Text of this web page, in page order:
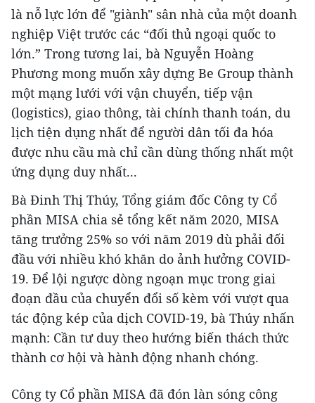
là nỗ lực lớn để "giành" sân nhà của một doanh
nghiệp Việt trước các “đối thủ ngoại quốc to
lớn.” Trong tương lai, bà Nguyễn Hoàng
Phương mong muốn xây dựng Be Group thành
một mạng lưới với vận chuyển, tiếp vận
(logistics), giao thông, tài chính thanh toán, du
lịch tiện dụng nhất để người dân tối đa hóa
được nhu cầu mà chỉ cần dùng thống nhất một
ứng dụng duy nhất...
Bà Đinh Thị Thúy, Tổng giám đốc Công ty Cổ
phần MISA chia sẻ tổng kết năm 2020, MISA
tăng trưởng 25% so với năm 2019 dù phải đối
đầu với nhiều khó khăn do ảnh hưởng COVID-
19. Để lội ngược dòng ngoạn mục trong giai
đoạn đầu của chuyển đổi số kèm với vượt qua
tác động kép của dịch COVID-19, bà Thúy nhấn
mạnh: Cần tư duy theo hướng biến thách thức
thành cơ hội và hành động nhanh chóng.
Công ty Cổ phần MISA đã đón làn sóng công